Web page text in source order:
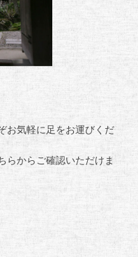
お気軽に足をお運びくだ
らからご確認いただけま